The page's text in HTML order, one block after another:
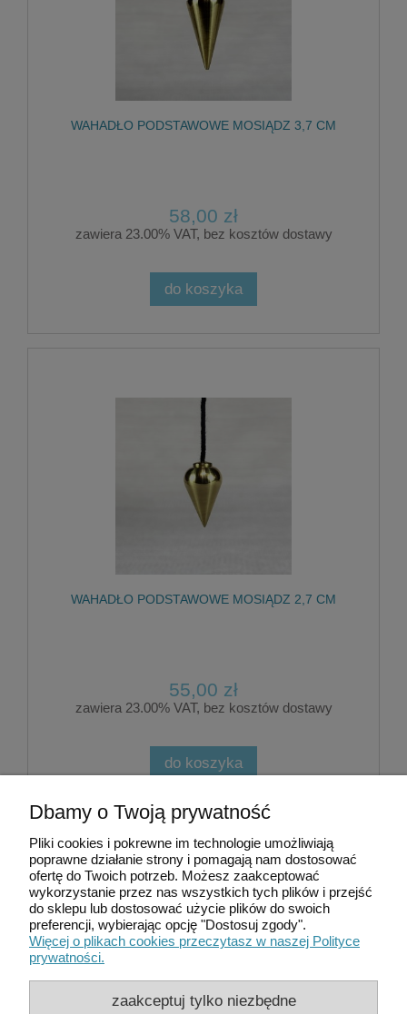
WAHADŁO PODSTAWOWE MOSIĄDZ 3,7 CM
58,00 zł
zawiera 23.00% VAT, bez kosztów dostawy
do koszyka
WAHADŁO PODSTAWOWE MOSIĄDZ 2,7 CM
55,00 zł
zawiera 23.00% VAT, bez kosztów dostawy
do koszyka
« 1 2 3 »
Moje konto
Płatności i dostawa
Informacje
Dbamy o Twoją prywatność
Pliki cookies i pokrewne im technologie umożliwiają
poprawne działanie strony i pomagają nam dostosować
ofertę do Twoich potrzeb. Możesz zaakceptować
wykorzystanie przez nas wszystkich tych plików i przejść
do sklepu lub dostosować użycie plików do swoich
preferencji, wybierając opcję "Dostosuj zgody".
Więcej o plikach cookies przeczytasz w naszej Polityce
prywatności.
zaakceptuj tylko niezbędne